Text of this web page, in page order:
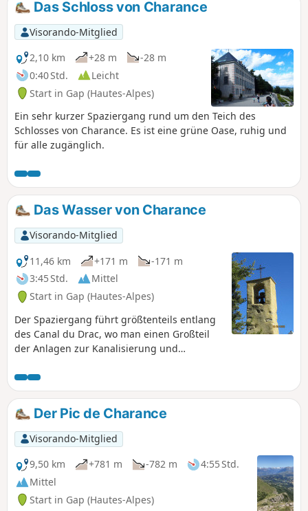
Das Schloss von Charance
Visorando-Mitglied
2,10 km
+28 m
-28 m
0:40 Std.
Leicht
Start in Gap (Hautes-Alpes)
Ein sehr kurzer Spaziergang rund um den Teich des
Schlosses von Charance. Es ist eine grüne Oase, ruhig und
für alle zugänglich.
Das Wasser von Charance
Visorando-Mitglied
11,46 km
+171 m
-171 m
3:45 Std.
Mittel
Start in Gap (Hautes-Alpes)
Der Spaziergang führt größtenteils entlang
des Canal du Drac, wo man einen Großteil
der Anlagen zur Kanalisierung und
Bauernhöfe entdecken kann und auch
Abschnitte mit Panoramablick bietet.
Der Pic de Charance
Visorando-Mitglied
9,50 km
+781 m -782 m
4:55 Std.
Mittel
Start in Gap (Hautes-Alpes)